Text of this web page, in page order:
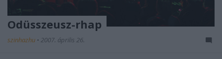
Odüsszeusz-rhap
szinhazhu • 2007. április 26.